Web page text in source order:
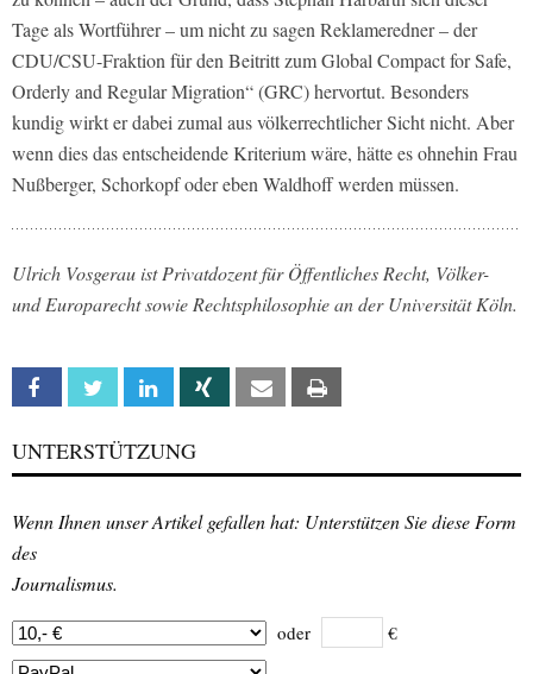
Tage als Wortführer – um nicht zu sagen Reklameredner – der
CDU/CSU-Fraktion für den Beitritt zum Global Compact for Safe,
Orderly and Regular Migration“ (GRC) hervortut. Besonders
kundig wirkt er dabei zumal aus völkerrechtlicher Sicht nicht. Aber
wenn dies das entscheidende Kriterium wäre, hätte es ohnehin Frau
Nußberger, Schorkopf oder eben Waldhoff werden müssen.
Ulrich Vosgerau ist Privatdozent für Öffentliches Recht, Völker-
und Europarecht sowie Rechtsphilosophie an der Universität Köln.
Facebook Twitter Linkedin Xing Email
UNTERSTÜTZUNG
Wenn Ihnen unser Artikel gefallen hat: Unterstützen Sie diese Form
des
Journalismus.
oder €